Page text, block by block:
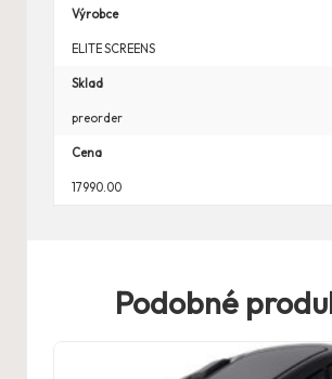
Výrobce
ELITE SCREENS
Sklad
preorder
Cena
17990.00
Podobné